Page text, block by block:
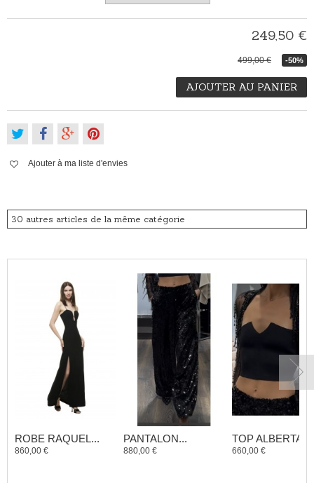
249,50 €
-50%
499,00 €
AJOUTER AU PANIER
Ajouter à ma liste d'envies
30 autres articles de la même catégorie
ROBE RAQUEL...
860,00 €
PANTALON...
880,00 €
TOP ALBERTA...
660,00 €